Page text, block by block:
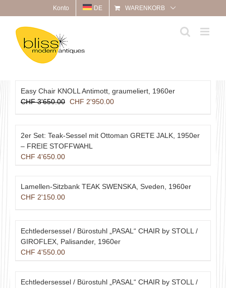
Inhalt
springen
Konto DE WARENKORB
Easy Chair KNOLL Antimott, graumeliert, 1960er
CHF3'650.00 Ursprünglicher
CHF 3'650.00
CHF 2'950.00Aktueller
CHF 2'950.00.
2er Set: Teak-Sessel mit Ottoman GRETE JALK, 1950er
– FREIE STOFFWAHL
CHF 4'650.00
Lamellen-Sitzbank TEAK SWENSKA, Sveden, 1960er
CHF 2'150.00
Echtledersessel / Bürostuhl „PASAL“ CHAIR by STOLL /
GIROFLEX, Palisander, 1960er
CHF 4'550.00
Echtledersessel / Bürostuhl „PASAL“ CHAIR by STOLL /